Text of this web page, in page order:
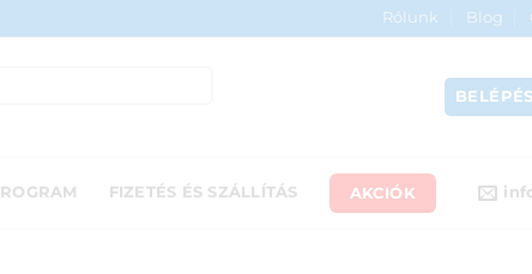
Rólunk Blog
FIZETÉS ÉS SZÁLLÍTÁS AKCIÓK